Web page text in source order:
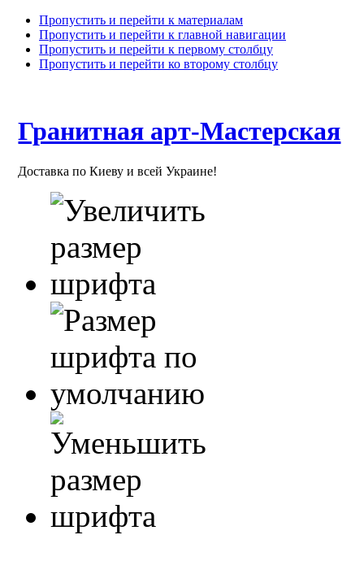
Пропустить и перейти к материалам
Пропустить и перейти к главной навигации
Пропустить и перейти к первому столбцу
Пропустить и перейти ко второму столбцу
Гранитная арт-Мастерская
Доставка по Киеву и всей Украине!